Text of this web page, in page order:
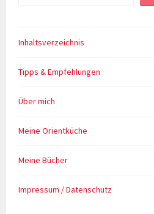
Inhaltsverzeichnis
Tipps & Empfehlungen
Über mich
Meine Orientküche
Meine Bücher
Impressum / Datenschutz